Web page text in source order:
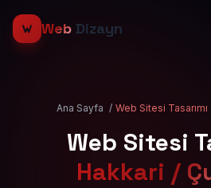
Web Dizayn
Ana Sayfa / Web Sitesi Tasarımı
Web Sitesi
Hakkari /